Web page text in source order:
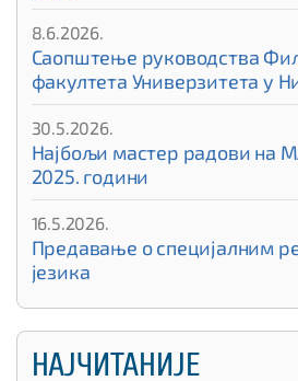
8.6.2026.
Саопштење руководства
факултета Универзитета у
30.5.2026.
Најбољи мастер радови на
2025. години
16.5.2026.
Предавање о специјалним
језика
НАЈЧИТАНИЈЕ